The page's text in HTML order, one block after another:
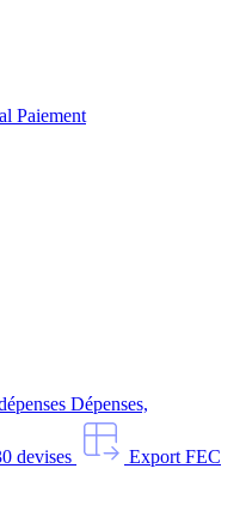
Paiement
Dépenses,
devises
Export FEC